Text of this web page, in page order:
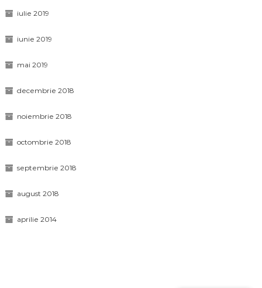
iulie 2019
iunie 2019
mai 2019
decembrie 2018
noiembrie 2018
octombrie 2018
septembrie 2018
august 2018
aprilie 2014